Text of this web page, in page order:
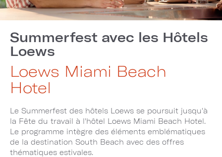
Summerfest avec les Hôtels
Loews
Loews Miami Beach
Hotel
Le Summerfest des hôtels Loews se poursuit jusqu'à
la Fête du travail à l'hôtel Loews Miami Beach Hotel.
Le programme intègre des éléments emblématiques
de la destination South Beach avec des offres
thématiques estivales.